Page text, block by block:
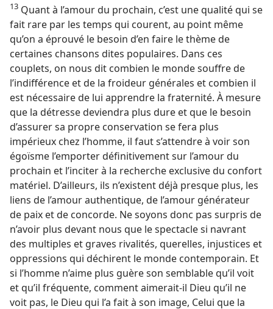
13 Quant à l’amour du prochain, c’est une qualité qui se
fait rare par les temps qui courent, au point même
qu’on a éprouvé le besoin d’en faire le thème de
certaines chansons dites populaires. Dans ces
couplets, on nous dit combien le monde souffre de
l’indifférence et de la froideur générales et combien il
est nécessaire de lui apprendre la fraternité. À mesure
que la détresse deviendra plus dure et que le besoin
d’assurer sa propre conservation se fera plus
impérieux chez l’homme, il faut s’attendre à voir son
égoïsme l’emporter définitivement sur l’amour du
prochain et l’inciter à la recherche exclusive du confort
matériel. D’ailleurs, ils n’existent déjà presque plus, les
liens de l’amour authentique, de l’amour générateur
de paix et de concorde. Ne soyons donc pas surpris de
n’avoir plus devant nous que le spectacle si navrant
des multiples et graves rivalités, querelles, injustices et
oppressions qui déchirent le monde contemporain. Et
si l’homme n’aime plus guère son semblable qu’il voit
et qu’il fréquente, comment aimerait-​il Dieu qu’il ne
voit pas, le Dieu qui l’a fait à son image, Celui que la